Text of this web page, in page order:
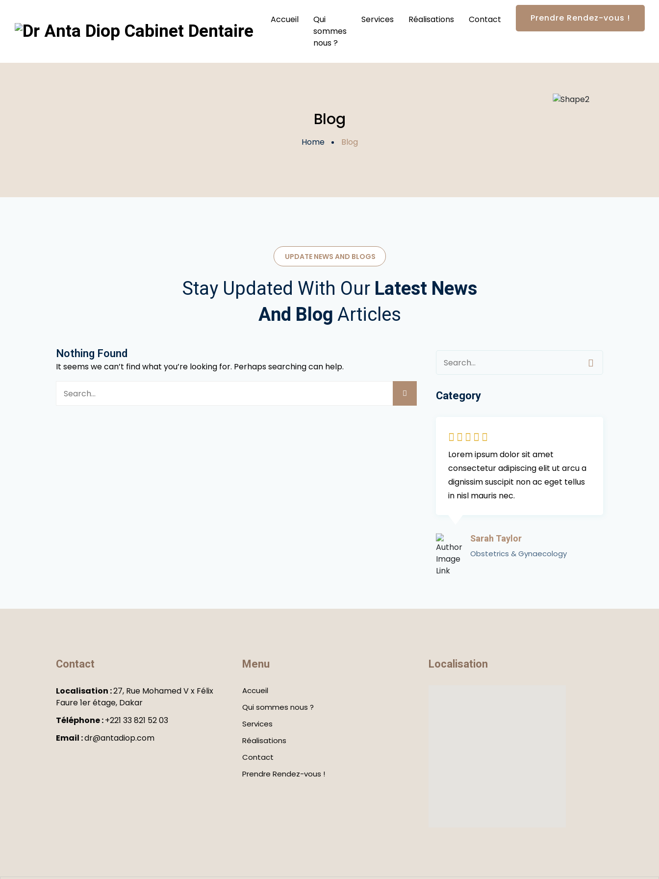
Accueil
Qui
sommes
nous ?
Services Réalisations Contact Prendre Rendez-vous !
Blog
Home Blog
UPDATE NEWS AND BLOGS
Stay Updated With OurLatest News
And BlogArticles
Nothing Found
It seems we can’t find what you’re looking for. Perhaps searching can help.
Category
Lorem ipsum dolor sit amet
consectetur adipiscing elit ut arcu a
dignissim suscipit non ac eget tellus
in nisl mauris nec.
Sarah Taylor
Obstetrics & Gynaecology
Contact
Localisation :27, Rue Mohamed V x Félix
Faure 1er étage, Dakar
Téléphone :+221 33 821 52 03
Email :dr@antadiop.com
Menu
Accueil
Qui sommes nous ?
Services
Réalisations
Contact
Prendre Rendez-vous !
Localisation